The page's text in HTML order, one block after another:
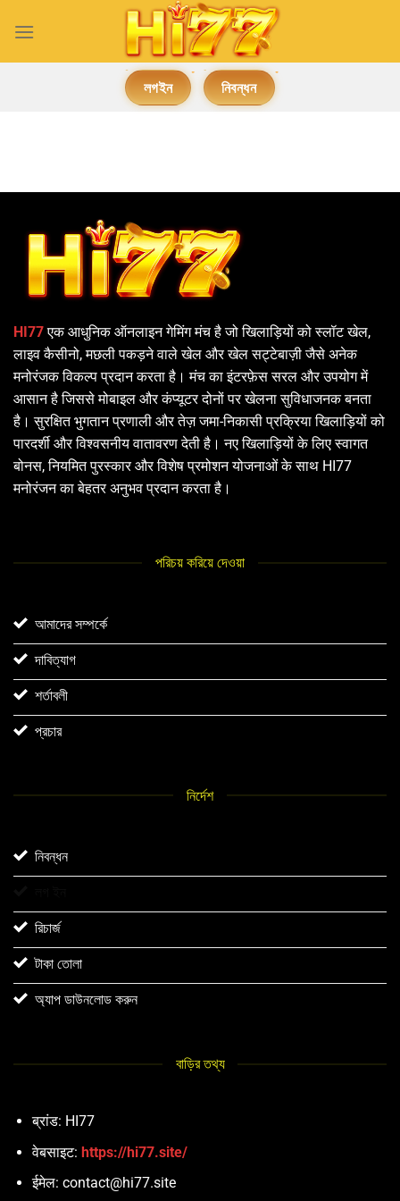
লগইন
নিবন্ধন
HI77एक आधुनिक ऑनलाइन गेमिंग मंच है जो खिलाड़ियों को स्लॉट खेल,
लाइव कैसीनो, मछली पकड़ने वाले खेल और खेल सट्टेबाज़ी जैसे अनेक
मनोरंजक विकल्प प्रदान करता है। मंच का इंटरफ़ेस सरल और उपयोग में
आसान है जिससे मोबाइल और कंप्यूटर दोनों पर खेलना सुविधाजनक बनता
है। सुरक्षित भुगतान प्रणाली और तेज़ जमा-निकासी प्रक्रिया खिलाड़ियों को
पारदर्शी और विश्वसनीय वातावरण देती है। नए खिलाड़ियों के लिए स्वागत
बोनस, नियमित पुरस्कार और विशेष प्रमोशन योजनाओं के साथ HI77
मनोरंजन का बेहतर अनुभव प्रदान करता है।
পরিচয় করিয়ে দেওয়া
আমাদের সম্পর্কে
দাবিত্যাগ
শর্তাবলী
প্রচার
নির্দেশ
নিবন্ধন
রিচার্জ
টাকা তোলা
অ্যাপ ডাউনলোড করুন
বাড়ির তথ্য
ब्रांड: HI77
वेबसाइट: https://hi77.site/
ईमेल: contact@hi77.site